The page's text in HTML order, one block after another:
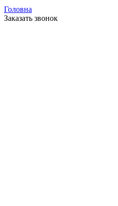
Головна
Заказать звонок